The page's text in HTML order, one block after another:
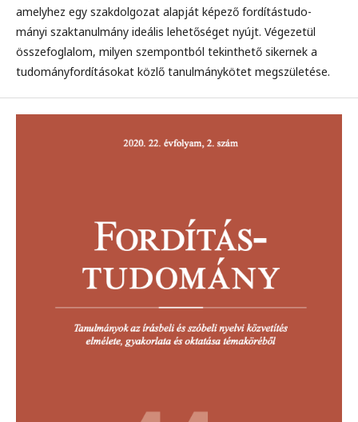
amelyhez egy szakdolgozat alapját képező fordítástudo-
mányi szaktanulmány ideális lehetőséget nyújt. Végezetül
összefoglalom, milyen szempontból tekinthető sikernek a
tudományfordításokat közlő tanulmánykötet megszületése.